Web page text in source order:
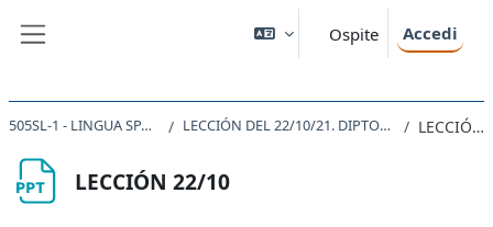
Ospite Accedi
505SL-1 - LINGUA SPAGNOLA 1 2021 LECCIÓN DEL 22/10/21. DIPTONGOS Y TRIPTONGOS LECCIÓN 22/10
LECCIÓN 22/10